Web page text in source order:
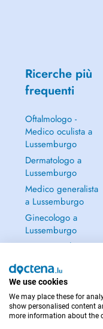
Ricerche più
frequenti
Oftalmologo -
Medico oculista a
Lussemburgo
Dermatologo a
Lussemburgo
Medico generalista
a Lussemburgo
Ginecologo a
Lussemburgo
Continua a leggere
PER LE
We use cookies
We may place these for
show personalised content
more information about the